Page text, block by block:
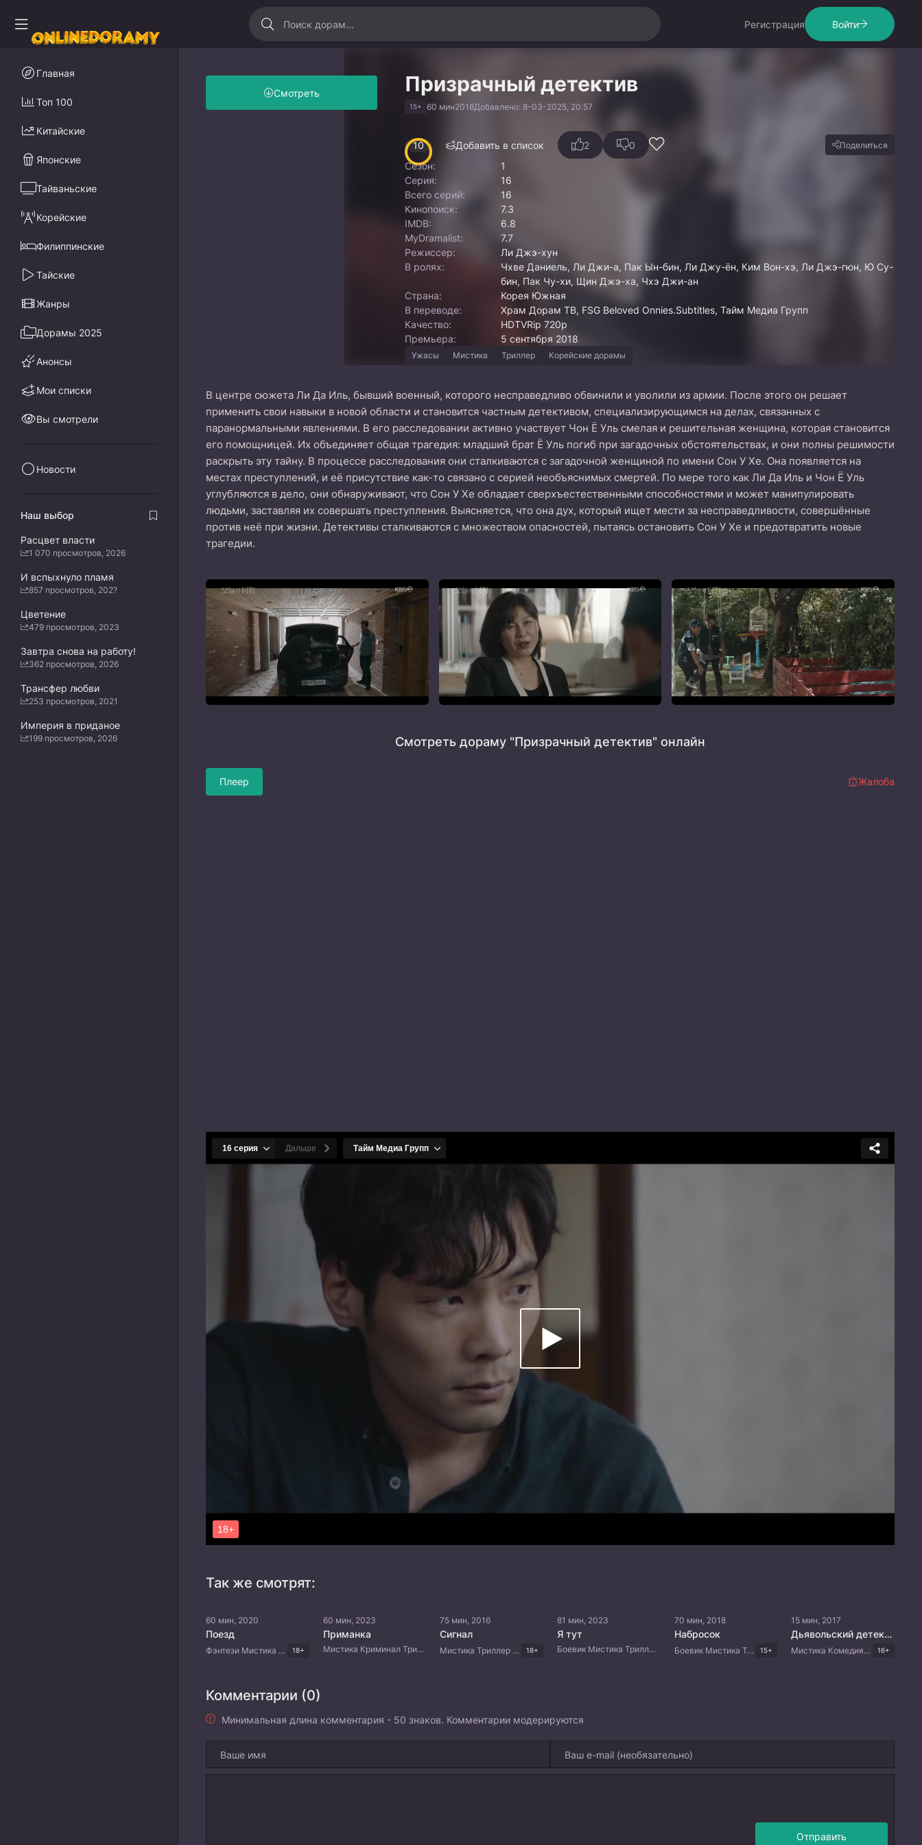
Регистрация Войти
Призрачный детектив
15+ 60 мин2018Добавлено: 8-03-2025, 20:57
Смотреть
10 Добавить в список 2 0 Поделиться
Сезон:
1
Серия:
16
Всего серий:
16
Кинопоиск:
7.3
IMDB:
6.8
MyDramalist:
7.7
Режиссер:
Ли Джэ-хун
В ролях:
Чхве Даниель, Ли Джи-а, Пак Ын-бин, Ли Джу-ён, Ким Вон-хэ, Ли Джэ-гюн, Ю Су-
бин, Пак Чу-хи, Щин Джэ-ха, Чхэ Джи-ан
Страна:
Корея Южная
В переводе:
Храм Дорам ТВ, FSG Beloved Onnies.Subtitles, Тайм Медиа Групп
Качество:
HDTVRip 720p
Премьера:
5 сентября 2018
Ужасы Мистика Триллер Корейские дорамы
В центре сюжета Ли Да Иль, бывший военный, которого несправедливо обвинили и уволили из армии. После этого он решает
применить свои навыки в новой области и становится частным детективом, специализирующимся на делах, связанных с
паранормальными явлениями. В его расследовании активно участвует Чон Ё Уль смелая и решительная женщина, которая становится
его помощницей. Их объединяет общая трагедия: младший брат Ё Уль погиб при загадочных обстоятельствах, и они полны решимости
раскрыть эту тайну. В процессе расследования они сталкиваются с загадочной женщиной по имени Сон У Хе. Она появляется на
местах преступлений, и её присутствие как-то связано с серией необъяснимых смертей. По мере того как Ли Да Иль и Чон Ё Уль
углубляются в дело, они обнаруживают, что Сон У Хе обладает сверхъестественными способностями и может манипулировать
людьми, заставляя их совершать преступления. Выясняется, что она дух, который ищет мести за несправедливости, совершённые
против неё при жизни. Детективы сталкиваются с множеством опасностей, пытаясь остановить Сон У Хе и предотвратить новые
трагедии.
Смотреть дораму "Призрачный детектив" онлайн
Плеер Жалоба
Так же смотрят:
60 мин, 2020
Поезд
Фэнтези Мистика Триллер Корейские дорамы 18+
60 мин, 2023
Приманка
Мистика Криминал Триллер Драма Корейские дорамы
75 мин, 2016
Сигнал
Мистика Триллер Корейские дорамы 18+
81 мин, 2023
Я тут
Боевик Мистика Триллер Корейские дорамы
70 мин, 2018
Набросок
Боевик Мистика Триллер Корейские дорамы 15+
15 мин, 2017
Дьявольский детектив
Мистика Комедия Драма Корейские дорамы 16+
Комментарии (0)
Минимальная длина комментария - 50 знаков. Комментарии модерируются
Отправить
Главная
Топ 100
Китайские
Японские
Тайваньские
Корейские
Филиппинские
Тайские
Жанры
Дорамы 2025
Анонсы
Мои списки
Вы смотрели
Новости
Наш выбор
Расцвет власти
1 070 просмотров, 2026
И вспыхнуло пламя
857 просмотров, 202?
Цветение
479 просмотров, 2023
Завтра снова на работу!
362 просмотров, 2026
Трансфер любви
253 просмотров, 2021
Империя в приданое
199 просмотров, 2026